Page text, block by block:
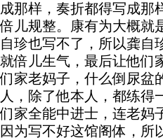
成那样，奏折都得写成那
倍儿规整。康有为大概就
自珍也写不了，所以龚自
就倍儿生气，最后让他们
们家老妈子，什么倒尿盆
人，除了他本人，都练得
们家全能中进士，连老妈
因为写不好这馆阁体，所